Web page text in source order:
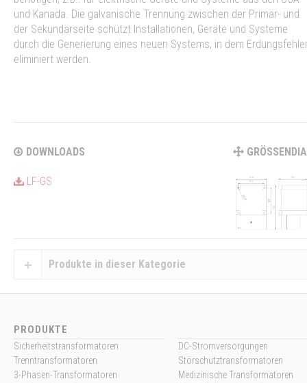
und Kanada. Die galvanische Trennung zwischen der Primär- und
der Sekundärseite schützt Installationen, Geräte und Systeme
durch die Generierung eines neuen Systems, in dem
eliminiert werden.
DOWNLOADS
LF-GS
Produkte in dieser Kategorie
PRODUKTE
Sicherheitstransformatoren
Trenntransformatoren
3-Phasen-Transformatoren
DC-Stromversorgungen
Störschutztransformatoren
Medizinische Transformatoren